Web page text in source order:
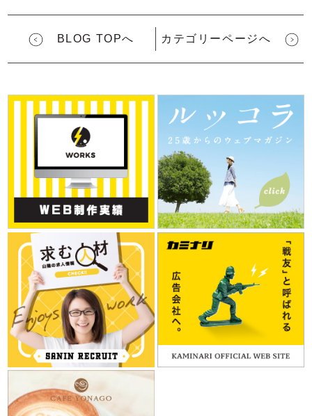
BLOG TOPへ カテゴリーページへ